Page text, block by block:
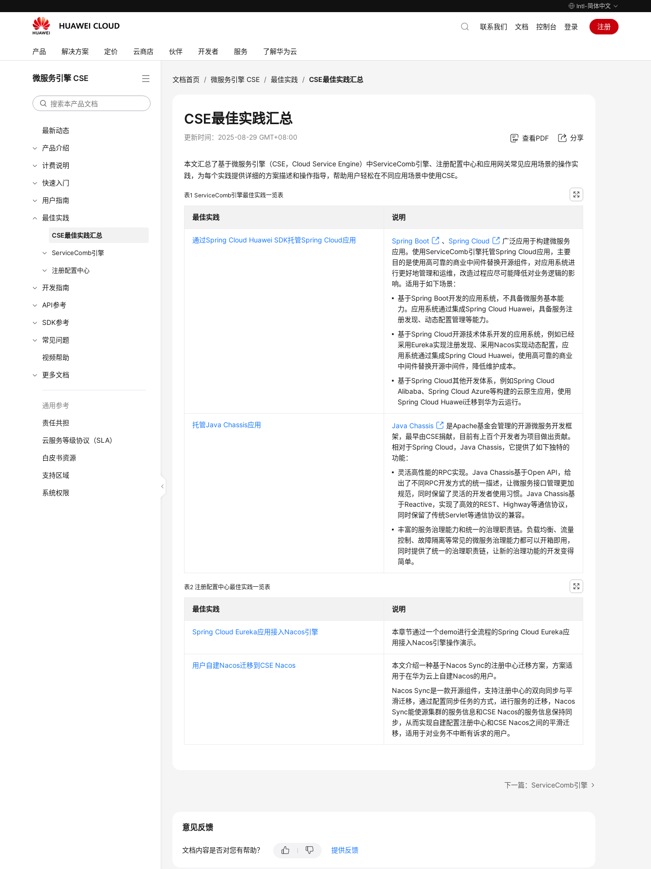
Intl-简体中文
产品 解决方案 定价 云商店 伙伴 开发者 服务 了解华为云
联系我们 文档 控制台 登录 注册
微服务引擎 CSE
最新动态
产品介绍
计费说明
快速入门
用户指南
最佳实践
CSE最佳实践汇总
ServiceComb引擎
注册配置中心
开发指南
API参考
SDK参考
常见问题
视频帮助
更多文档
通用参考
责任共担
云服务等级协议（SLA）
白皮书资源
支持区域
系统权限
文档首页 / 微服务引擎 CSE / 最佳实践 / CSE最佳实践汇总
CSE最佳实践汇总
更新时间： 2025-08-29 GMT+08:00 查看PDF 分享
本文汇总了基于微服务引擎（CSE，Cloud Service Engine）中ServiceComb引擎、注册配置中心和应用网关常见应用场景的操作实
践，为每个实践提供详细的方案描述和操作指导，帮助用户轻松在不同应用场景中使用CSE。
表1ServiceComb引擎最佳实践一览表
最佳实践 说明
通过Spring Cloud Huawei SDK托管Spring Cloud应用 Spring Boot 、 Spring Cloud
广泛应用于构建微服务
应用。使用ServiceComb引擎托管Spring Cloud应用，主要
目的是使用高可靠的商业中间件替换开源组件，对应用系统进
行更好地管理和运维，改造过程应尽可能降低对业务逻辑的影
响。适用于如下场景：
基于Spring Boot开发的应用系统，不具备微服务基本能
力。应用系统通过集成Spring Cloud Huawei，具备服务注
册发现、动态配置管理等能力。
基于Spring Cloud开源技术体系开发的应用系统，例如已经
采用Eureka实现注册发现、采用Nacos实现动态配置，应
用系统通过集成Spring Cloud Huawei，使用高可靠的商业
中间件替换开源中间件，降低维护成本。
基于Spring Cloud其他开发体系，例如Spring Cloud
Alibaba、Spring Cloud Azure等构建的云原生应用，使用
Spring Cloud Huawei迁移到华为云运行。
托管Java Chassis应用 Java Chassis
是Apache基金会管理的开源微服务开发框
架，最早由CSE捐献，目前有上百个开发者为项目做出贡献。
相对于Spring Cloud，Java Chassis，它提供了如下独特的
功能：
灵活高性能的RPC实现。Java Chassis基于Open API，给
出了不同RPC开发方式的统一描述，让微服务接口管理更加
规范，同时保留了灵活的开发者使用习惯。Java Chassis基
于Reactive，实现了高效的REST、Highway等通信协议，
同时保留了传统Servlet等通信协议的兼容。
丰富的服务治理能力和统一的治理职责链。负载均衡、流量
控制、故障隔离等常见的微服务治理能力都可以开箱即用，
同时提供了统一的治理职责链，让新的治理功能的开发变得
简单。
表2注册配置中心最佳实践一览表
最佳实践 说明
Spring Cloud Eureka应用接入Nacos引擎
本章节通过一个demo进行全流程的Spring Cloud Eureka应
用接入Nacos引擎操作演示。
用户自建Nacos迁移到CSE Nacos
本文介绍一种基于Nacos Sync的注册中心迁移方案，方案适
用于在华为云上自建Nacos的用户。
Nacos Sync是一款开源组件，支持注册中心的双向同步与平
滑迁移，通过配置同步任务的方式，进行服务的迁移，Nacos
Sync能使源集群的服务信息和CSE Nacos的服务信息保持同
步，从而实现自建配置注册中心和CSE Nacos之间的平滑迁
移，适用于对业务不中断有诉求的用户。
下一篇：ServiceComb引擎
意见反馈
文档内容是否对您有帮助？ 提供反馈